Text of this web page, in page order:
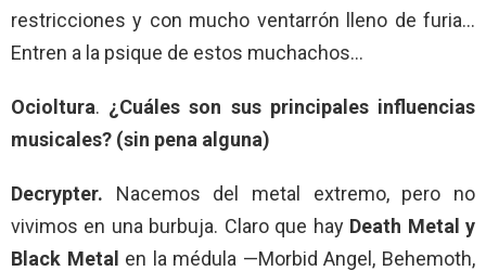
restricciones y con mucho ventarrón lleno de furia…
Entren a la psique de estos muchachos…
Ocioltura. ¿Cuáles son sus principales influencias
musicales? (sin pena alguna)
Decrypter. Nacemos del metal extremo, pero no
vivimos en una burbuja. Claro que hay Death Metal y
Black Metal en la médula —Morbid Angel, Behemoth,